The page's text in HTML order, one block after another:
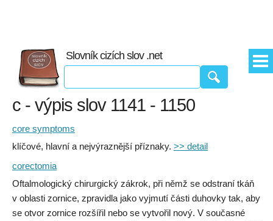
Slovník cizích slov .net
c - výpis slov 1141 - 1150
core symptoms
klíčové, hlavní a nejvýraznější příznaky. >> detail
corectomia
Oftalmologický chirurgický zákrok, při němž se odstraní tkáň
v oblasti zornice, zpravidla jako vyjmutí části duhovky tak, aby
se otvor zornice rozšířil nebo se vytvořil nový. V současné